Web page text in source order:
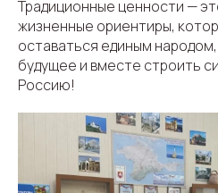
Традиционные ценности —
жизненные ориентиры,
оставаться единым
будущее и вместе строить
Россию!